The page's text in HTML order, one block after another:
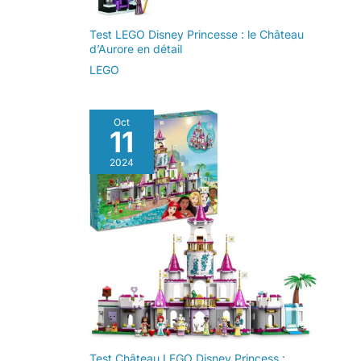
Test LEGO Disney Princesse : le Château
d’Aurore en détail
LEGO
Oct
11
2024